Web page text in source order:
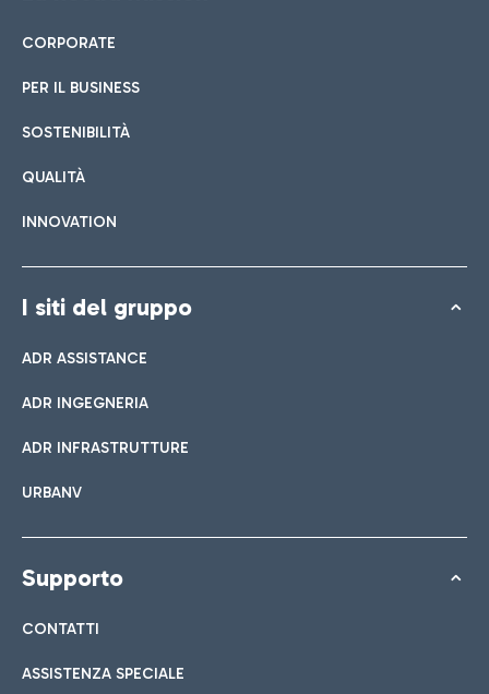
CORPORATE
PER IL BUSINESS
SOSTENIBILITÀ
QUALITÀ
INNOVATION
I siti del gruppo
ADR ASSISTANCE
ADR INGEGNERIA
ADR INFRASTRUTTURE
URBANV
Supporto
CONTATTI
ASSISTENZA SPECIALE